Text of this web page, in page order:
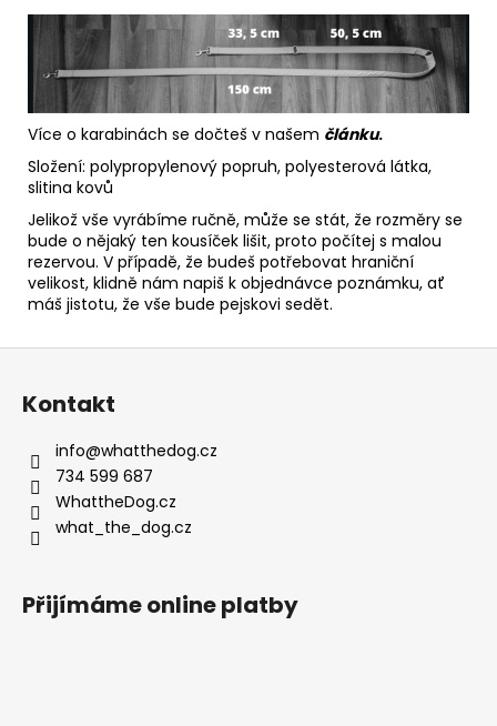
Více o karabinách se dočteš v našem článku.
Složení: polypropylenový popruh, polyesterová látka,
slitina kovů
Jelikož vše vyrábíme ručně, může se stát, že rozměry se
bude o nějaký ten kousíček lišit, proto počítej s malou
rezervou. V případě, že budeš potřebovat hraniční
velikost, klidně nám napiš k objednávce poznámku, ať
máš jistotu, že vše bude pejskovi sedět.
Z
Kontakt
info@whatthedog.cz
734 599 687
WhattheDog.cz
what_the_dog.cz
Přijímáme online platby